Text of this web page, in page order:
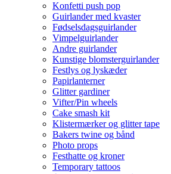
Konfetti push pop
Guirlander med kvaster
Fødselsdagsguirlander
Vimpelguirlander
Andre guirlander
Kunstige blomsterguirlander
Festlys og lyskæder
Papirlanterner
Glitter gardiner
Vifter/Pin wheels
Cake smash kit
Klistermærker og glitter tape
Bakers twine og bånd
Photo props
Festhatte og kroner
Temporary tattoos